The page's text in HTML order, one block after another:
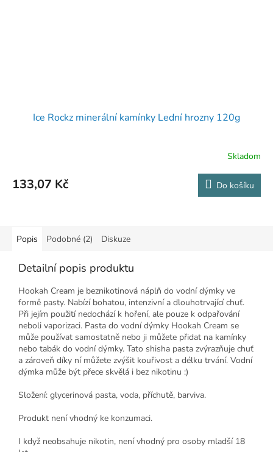
Ice Rockz minerální kamínky Lední hrozny 120g
Skladom
133,07 Kč Do košíku
Popis Podobné (2) Diskuze
Detailní popis produktu
Hookah Cream je beznikotinová náplň do vodní dýmky ve
formě pasty. Nabízí bohatou, intenzivní a dlouhotrvající chuť.
Při jejím použití nedochází k hoření, ale pouze k odpařování
neboli vaporizaci. Pasta do vodní dýmky Hookah Cream se
může používat samostatně nebo ji můžete přidat na kamínky
nebo tabák do vodní dýmky. Tato shisha pasta zvýrazňuje chuť
a zároveň díky ní můžete zvýšit kouřivost a délku trvání. Vodní
dýmka může být přece skvělá i bez nikotinu :)
Složení: glycerinová pasta, voda, příchutě, barviva.
Produkt není vhodný ke konzumaci.
I když neobsahuje nikotin, není vhodný pro osoby mladší 18